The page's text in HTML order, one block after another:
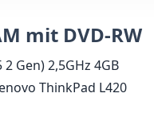
mit DVD-RW
Gen) 2,5GHz 4GB
ThinkPad L420